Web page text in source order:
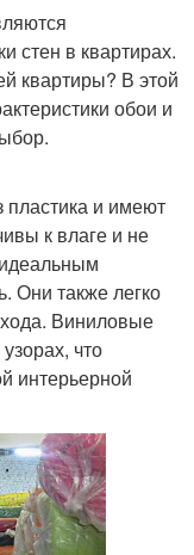
стен в квартирах.
квартиры? В этой
обои и
пластика и имеют
к влаге и не
Они также легко
Виниловые
что
интерьерной